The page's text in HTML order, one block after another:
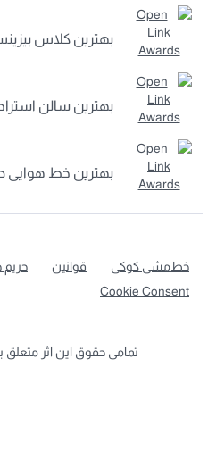
بهترین کلاس بیزینس
بهترین سالن استراحت
بهترین خط هوایی در
کوکی قوانین حریم
Cookie
تمامی حقوق این اثر متعلق به